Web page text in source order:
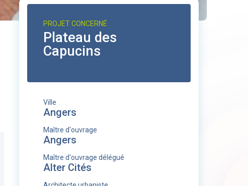
PROJET CONCERNÉ
Plateau des
Capucins
Ville
Angers
Maître d'ouvrage
Angers
Maître d'ouvrage délégué
Alter Cités